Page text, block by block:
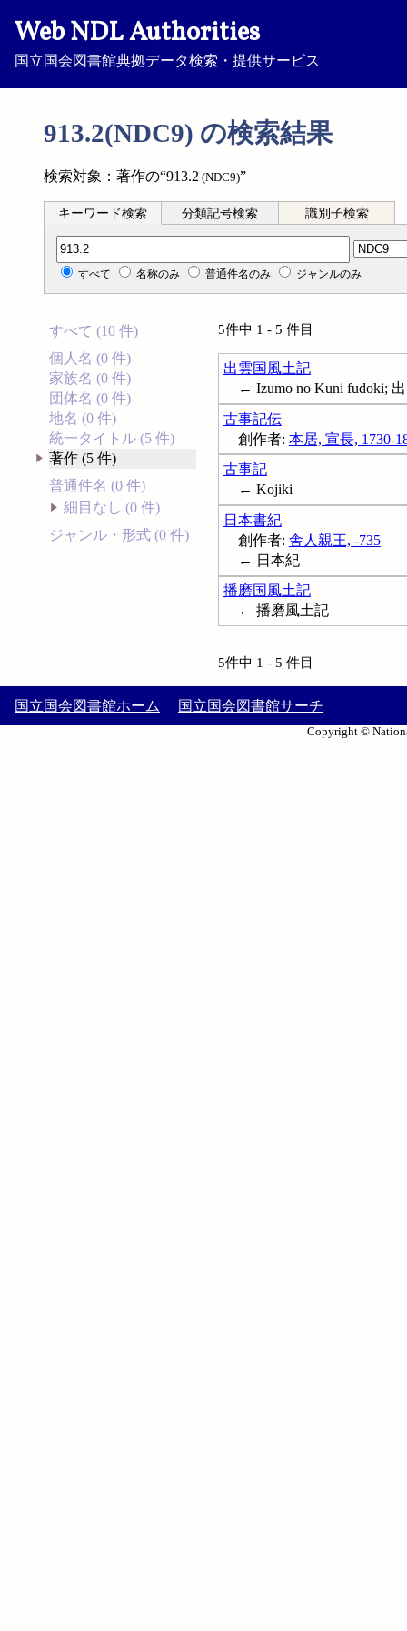
Web NDL Authorities
国立国会図書館典拠データ検索・提供サービス
913.2(NDC9) の検索結果
検索対象：著作の“913.2 (NDC9)”
キーワード検索 分類記号検索 識別子検索
分類記号検索
すべて 名称のみ 普通件名のみ ジャンルのみ
すべて (10 件)
個人名 (0 件)
家族名 (0 件)
団体名 (0 件)
地名 (0 件)
統一タイトル (5 件)
著作 (5 件)
普通件名 (0 件)
細目なし (0 件)
ジャンル・形式 (0 件)
5件中 1 - 5 件目
出雲国風土記
← Izumo no Kuni fudoki;
古事記伝
創作者: 本居, 宣長, 1730-
古事記
← Kojiki
日本書紀
創作者: 舎人親王, -735
← 日本紀
播磨国風土記
← 播磨風土記
5件中 1 - 5 件目
国立国会図書館ホーム 国立国会図書館サーチ
Copyright ©